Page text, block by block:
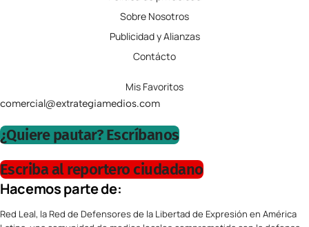
Sobre Nosotros
Publicidad y Alianzas
Contácto
Mis Favoritos
comercial@extrategiamedios.com
¿Quiere pautar? Escríbanos
Escriba al reportero ciudadano
Hacemos parte de:
Red Leal, la Red de Defensores de la Libertad de Expresión en América